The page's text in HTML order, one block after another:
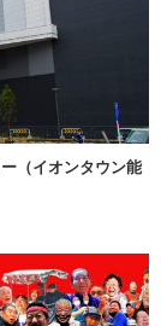
（イオンタウン能